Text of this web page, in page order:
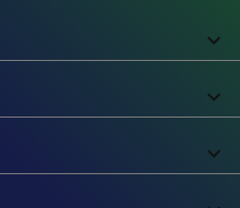


